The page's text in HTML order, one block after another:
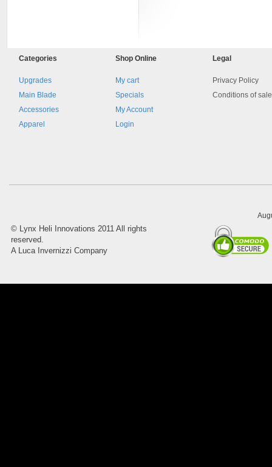
duro . Prezzo da confermare
8045.00000000 Pietro 16
Supporto piega 4 Ossidato nero
naturale . Prezzo da confermare
Categories
Upgrades
Main Blade
Accessories
Apparel
Shop Online
My cart
Specials
My Account
Login
Legal
Privacy Policy
Conditions of
© Lynx Heli Innovations 2011 All rights
reserved.
A Luca Invernizzi Company